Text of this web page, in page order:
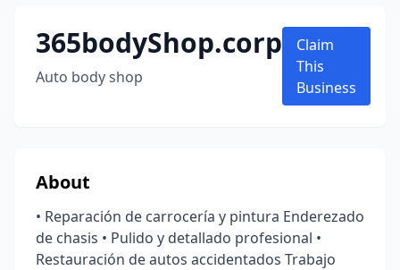
365bodyShop.corp
Auto body shop
Claim
This
Business
About
• Reparación de carrocería y pintura Enderezado
de chasis • Pulido y detallado profesional •
Restauración de autos accidentados Trabajo